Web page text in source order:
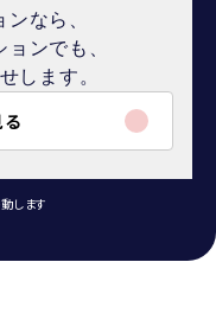
なら、
ンでも、
します。
る
します